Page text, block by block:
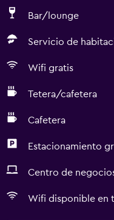
Bar/lounge
Servicio de
Wifi gratis
Tetera/cafetera
Cafetera
Estacionamiento
Centro de
Wifi disponible en